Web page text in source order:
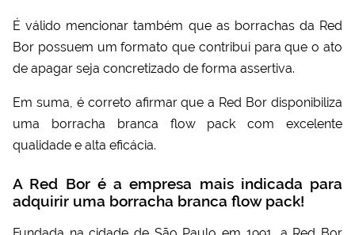
É válido mencionar também que as borrachas da Red
Bor possuem um formato que contribui para que o ato
de apagar seja concretizado de forma assertiva.
Em suma, é correto afirmar que a Red Bor disponibiliza
uma borracha branca flow pack com excelente
qualidade e alta eficácia.
A Red Bor é a empresa mais indicada para
adquirir uma borracha branca flow pack!